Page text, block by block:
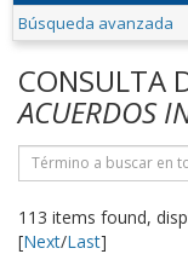
Búsqueda avanzada
CONSULTA
ACUERDOS
113 items found,
[Next/Last]